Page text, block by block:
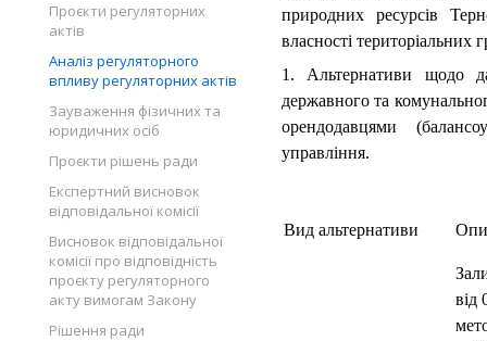
Проєкти регуляторних
актів
Аналіз регуляторного
впливу регуляторних актів
Зауваження фізичних та
юридичних осіб
Проєкти рішень ради
Експертний висновок
відповідальної комісії
Висновок відповідальної
комісії про відповідність
проєкту регуляторного
акту вимогам Закону
Рішення ради
природних ресурсів
власності територіальних
1. Альтернативи щодо
державного та
орендодавцями
управління.
Вид альтернативи
від